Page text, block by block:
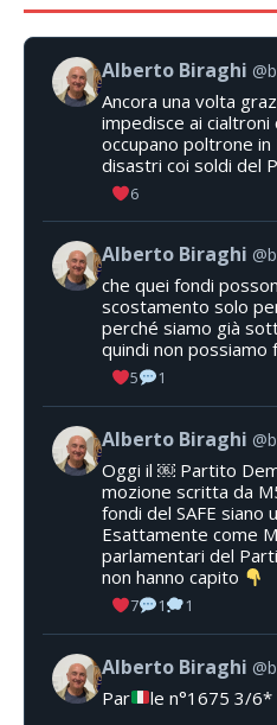
Alberto Biraghi
Ancora una volta
impedisce ai
occupano poltrone
disastri coi soldi del
6
Alberto Biraghi
che quei fondi
scostamento solo
perché siamo già
quindi non possiamo
5 1
Alberto Biraghi
Oggi il ￼ Partito
mozione scritta da
fondi del SAFE siano
Esattamente come
parlamentari del
non hanno capito
7 1 1
Alberto Biraghi
Par le n°1675 3/6*